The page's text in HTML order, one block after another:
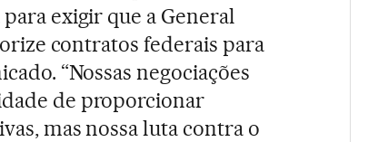
exigir que a General
contratos federais para
“Nossas negociações
de proporcionar
mas nossa luta contra o